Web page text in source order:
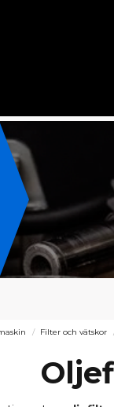
Filter och vätskor